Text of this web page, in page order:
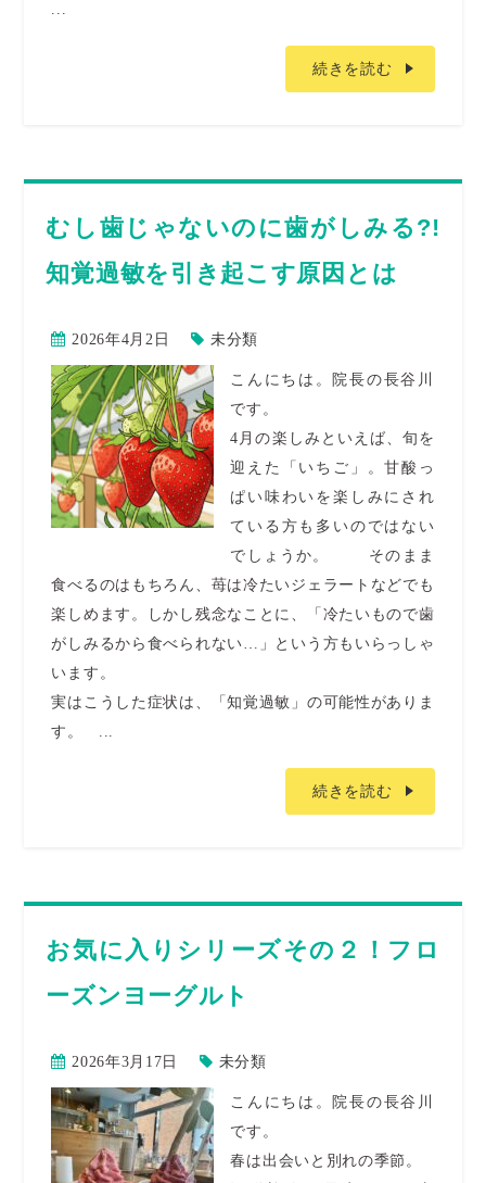
...
続きを読む
むし歯じゃないのに歯がしみる?!
知覚過敏を引き起こす原因とは
2026年4月2日 未分類
こんにちは。院長の長谷川
です。
4月の楽しみといえば、旬を
迎えた「いちご」。甘酸っ
ぱい味わいを楽しみにされ
ている方も多いのではない
でしょうか。 そのまま
食べるのはもちろん、苺は冷たいジェラートなどでも
楽しめます。しかし残念なことに、「冷たいもので歯
がしみるから食べられない…」という方もいらっしゃ
います。
実はこうした症状は、「知覚過敏」の可能性がありま
す。 ...
続きを読む
お気に⼊りシリーズその２！フロ
ーズンヨーグルト
2026年3月17日 未分類
こんにちは。院長の長谷川
です。
春は出会いと別れの季節。